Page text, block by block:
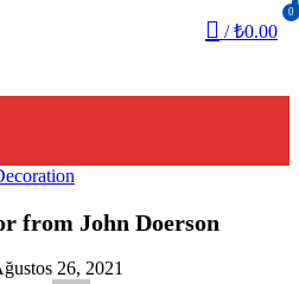
0
/ ₺0.00
from John Doerson
26, 2021